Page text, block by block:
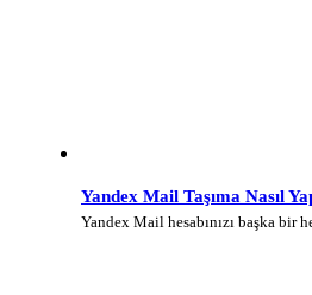
Yandex Mail Taşıma Nasıl
Yandex Mail hesabınızı başka bir